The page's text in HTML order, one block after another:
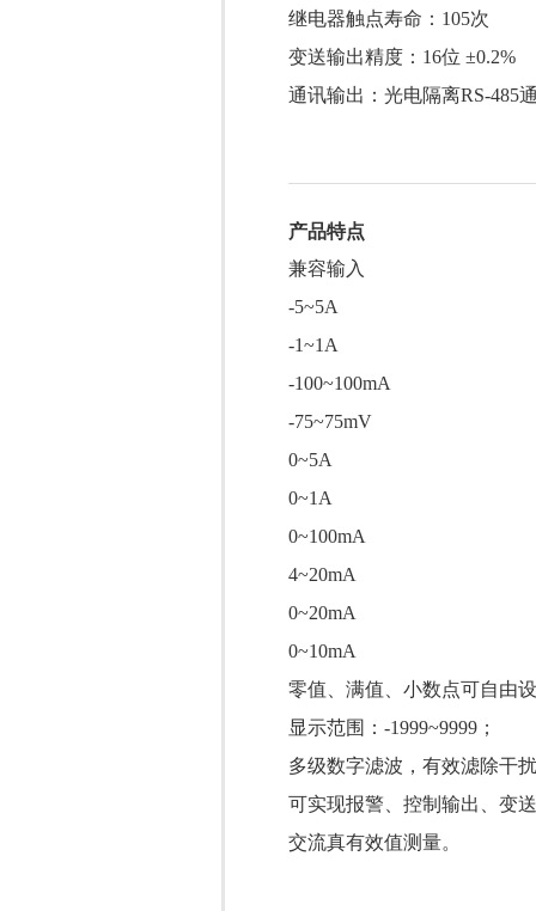
继电器触点寿命：105次
变送输出精度：16位 ±0.2%
通讯输出：光电隔离RS-485
产品特点
兼容输入
-5~5A
-1~1A
-100~100mA
-75~75mV
0~5A
0~1A
0~100mA
4~20mA
0~20mA
0~10mA
零值、满值、小数点可自由
显示范围：-1999~9999；
多级数字滤波，有效滤除干
可实现报警、控制输出、变
交流真有效值测量。